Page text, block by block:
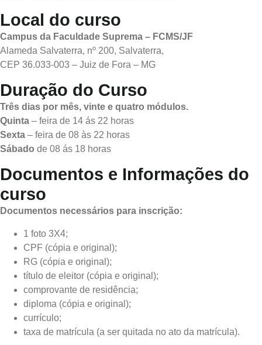
Local do curso
Campus da Faculdade Suprema – FCMS/JF
Alameda Salvaterra, nº 200, Salvaterra,
CEP 36.033-003 – Juiz de Fora – MG
Duração do Curso
Três dias por mês, vinte e quatro módulos.
Quinta – feira de 14 ás 22 horas
Sexta – feira de 08 às 22 horas
Sábado de 08 ás 18 horas
Documentos e Informações do
curso
Documentos necessários para inscrição:
1 foto 3X4;
CPF (cópia e original);
RG (cópia e original);
título de eleitor (cópia e original);
comprovante de residência;
diploma (cópia e original);
currículo;
taxa de matrícula (a ser quitada no ato da matrícula).